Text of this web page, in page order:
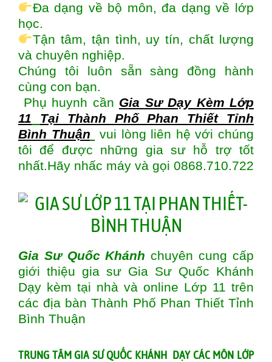
Đa dạng về bộ môn, đa dạng về lớp
học.
Tận tâm, tận tình, uy tín, chất lượng
và chuyên nghiệp.
Chúng tôi luôn sẵn sàng đồng hành
cùng con bạn.
Phụ huynh cần Gia Sư Dạy Kèm Lớp
11
Tại Thành Phố Phan Thiết Tỉnh
Bình Thuận
vui lòng liên hệ với chúng
tôi để được những gia sư hỗ trợ tốt
nhất.Hãy nhấc máy và gọi 0868.710.722
Gia Sư Quốc Khánhchuyên cung cấp
giới thiệu gia sư Gia Sư Quốc Khánh
Dạy kèm tại nhà và online Lớp 11 trên
các địa bànThành Phố Phan Thiết Tỉnh
Bình Thuận
TRUNG TÂM GIA SƯ QUỐC KHÁNH DẠY CÁC MÔN LỚP